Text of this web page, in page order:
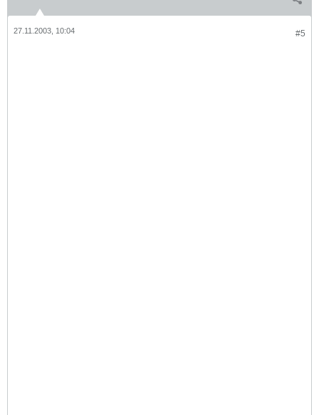
#5
27.11.2003, 10:04